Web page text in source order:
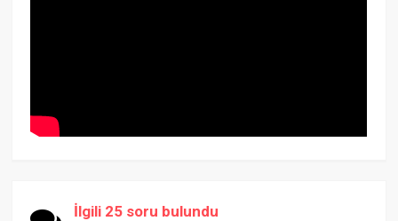
İlgili 25 soru bulundu